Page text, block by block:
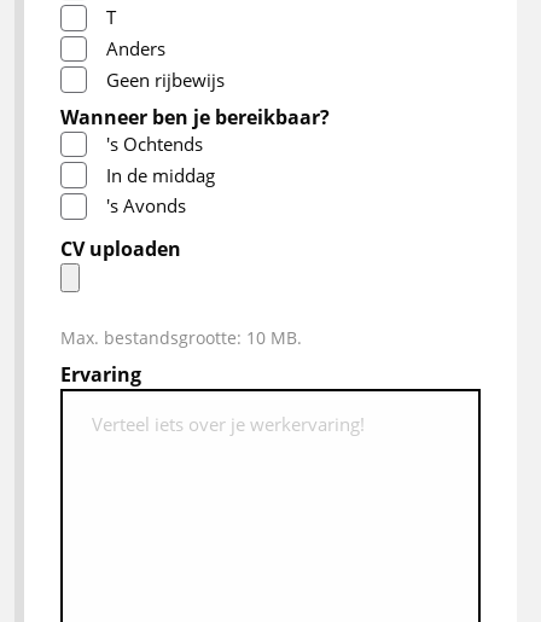
T
Anders
Geen rijbewijs
Wanneer ben je bereikbaar?
's Ochtends
In de middag
's Avonds
CV uploaden
Max. bestandsgrootte: 10 MB.
Ervaring